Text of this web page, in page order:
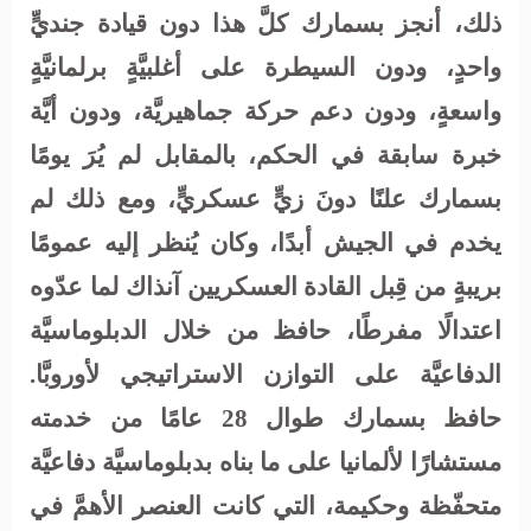
ذلك، أنجز بسمارك كلَّ هذا دون قيادة جنديٍّ
واحدٍ، ودون السيطرة على أغلبيَّةٍ برلمانيَّةٍ
واسعةٍ، ودون دعم حركة جماهيريَّة، ودون أيَّة
خبرة سابقة في الحكم، بالمقابل لم يُرَ يومًا
بسمارك علنًا دونَ زيٍّ عسكريٍّ، ومع ذلك لم
يخدم في الجيش أبدًا، وكان يُنظر إليه عمومًا
بريبةٍ من قِبل القادة العسكريين آنذاك لما عدّوه
اعتدالًا مفرطًا، حافظ من خلال الدبلوماسيَّة
الدفاعيَّة على التوازن الاستراتيجي لأوروبَّا.
حافظ بسمارك طوال 28 عامًا من خدمته
مستشارًا لألمانيا على ما بناه بدبلوماسيَّة دفاعيَّة
متحفّظة وحكيمة، التي كانت العنصر الأهمَّ في